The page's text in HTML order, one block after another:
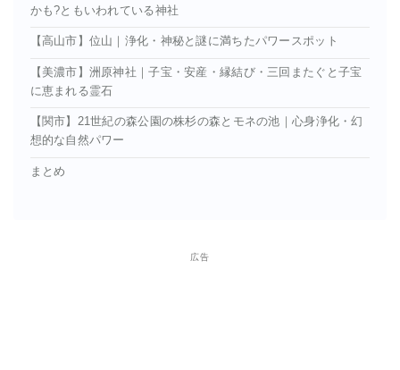
かも?ともいわれている神社
【高山市】位山｜浄化・神秘と謎に満ちたパワースポット
【美濃市】洲原神社｜子宝・安産・縁結び・三回またぐと子宝
に恵まれる霊石
【関市】21世紀の森公園の株杉の森とモネの池｜心身浄化・幻
想的な自然パワー
まとめ
広告